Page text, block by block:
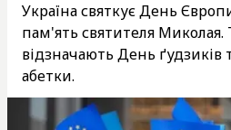
Україна святкує День
пам'ять святителя Миколая.
відзначають День ґудзиків
абетки.